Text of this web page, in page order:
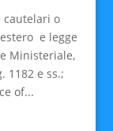
cautelari o
e legge
Ministeriale,
1182 e ss.;
of...